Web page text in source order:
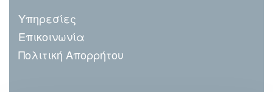
Υπηρεσίες
Επικοινωνία
Πολιτική Απορρήτου